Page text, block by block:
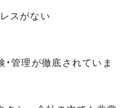
スがない
管理が徹底されていま